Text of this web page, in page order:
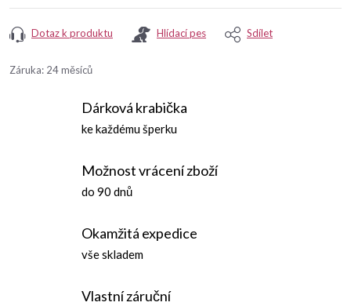
Dotaz k produktu Hlídací pes Sdílet
Záruka: 24 měsíců
Dárková krabička
ke každému šperku
Možnost vrácení zboží
do 90 dnů
Okamžitá expedice
vše skladem
Vlastní záruční